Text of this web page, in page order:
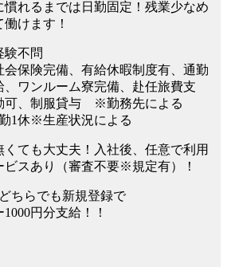
慣れるまでは日勤固定！残業少なめ
けます！
験不問
会保険完備、有給休暇制度有、通勤
、ワンルーム寮完備、赴任旅費支
可、制服貸与 ※勤務先による
勤1休※生産状況による
くても大丈夫！入社後、任意で利用
ビスあり（審査不要※規定有）！
ちらでも新規登録で
円分支給！！